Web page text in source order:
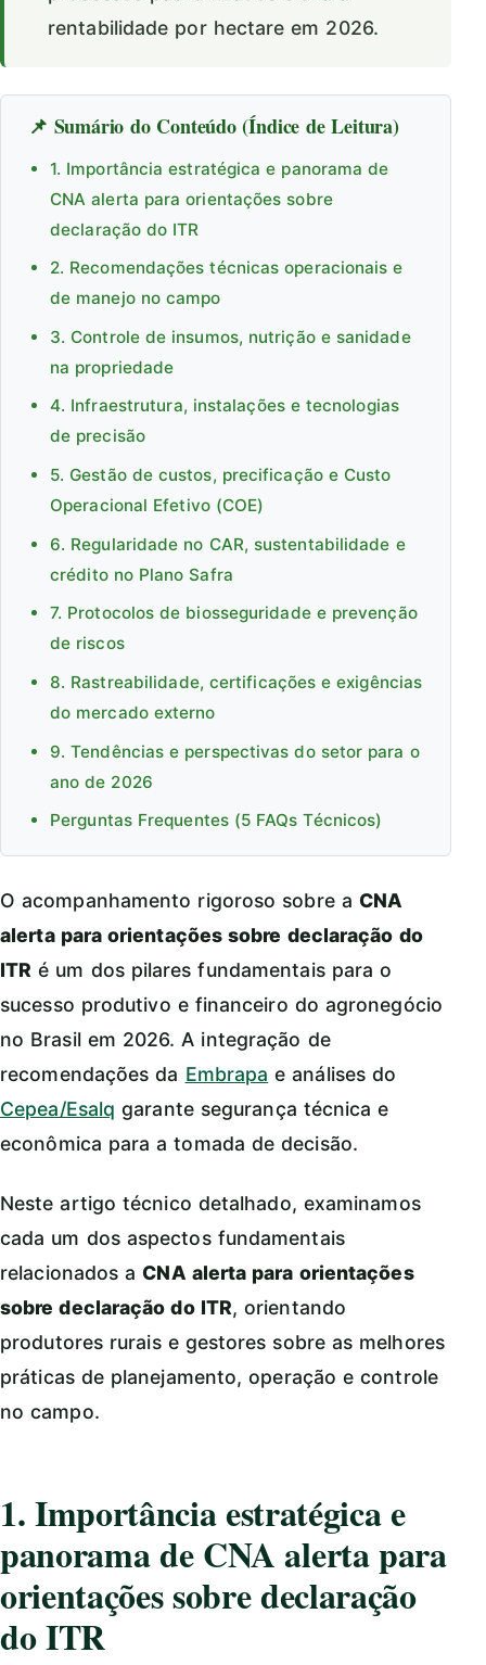
rentabilidade por hectare em 2026.
📌 Sumário do Conteúdo (Índice de Leitura)
1. Importância estratégica e panorama de
CNA alerta para orientações sobre
declaração do ITR
2. Recomendações técnicas operacionais e
de manejo no campo
3. Controle de insumos, nutrição e sanidade
na propriedade
4. Infraestrutura, instalações e tecnologias
de precisão
5. Gestão de custos, precificação e Custo
Operacional Efetivo (COE)
6. Regularidade no CAR, sustentabilidade e
crédito no Plano Safra
7. Protocolos de biosseguridade e prevenção
de riscos
8. Rastreabilidade, certificações e exigências
do mercado externo
9. Tendências e perspectivas do setor para o
ano de 2026
Perguntas Frequentes (5 FAQs Técnicos)
O acompanhamento rigoroso sobre a CNA
alerta para orientações sobre declaração do
ITR é um dos pilares fundamentais para o
sucesso produtivo e financeiro do agronegócio
no Brasil em 2026. A integração de
recomendações da Embrapa e análises do
Cepea/Esalq garante segurança técnica e
econômica para a tomada de decisão.
Neste artigo técnico detalhado, examinamos
cada um dos aspectos fundamentais
relacionados aCNA alerta para orientações
sobre declaração do ITR, orientando
produtores rurais e gestores sobre as melhores
práticas de planejamento, operação e controle
no campo.
1. Importância estratégica e
panorama de CNA alerta para
orientações sobre declaração
do ITR